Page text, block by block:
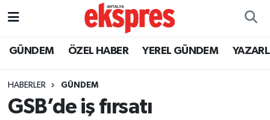
GÜNDEM ÖZEL HABER YEREL GÜNDEM
HABERLER GÜNDEM
GSB’de iş fırsatı
ÖZEL HABER
YEREL GÜNDEM
Nöbetçi Eczaneler
Trafik Durumu